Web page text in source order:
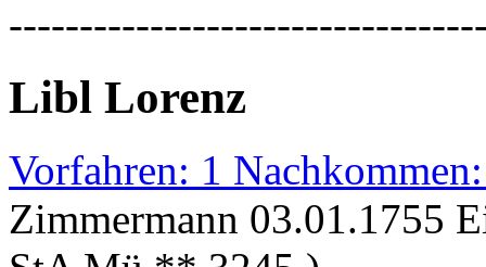
Libl Lorenz
Vorfahren: 1
Zimmermann 03.01.1755